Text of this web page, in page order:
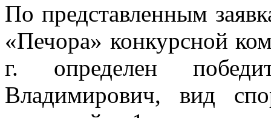
По представленным
«Печора» конкурсной
г. определен
Владимирович, вид